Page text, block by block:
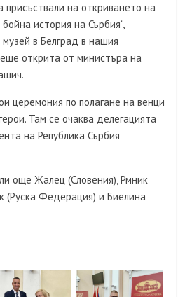
присъствали на откриването на
история на Сърбия“,
в Белград в нашия
открита от министъра на
церемония по полагане на венци
Там се очаква делегацията
на Република Сърбия
още Жалец (Словения), Рмник
(Руска Федерация) и Биелина